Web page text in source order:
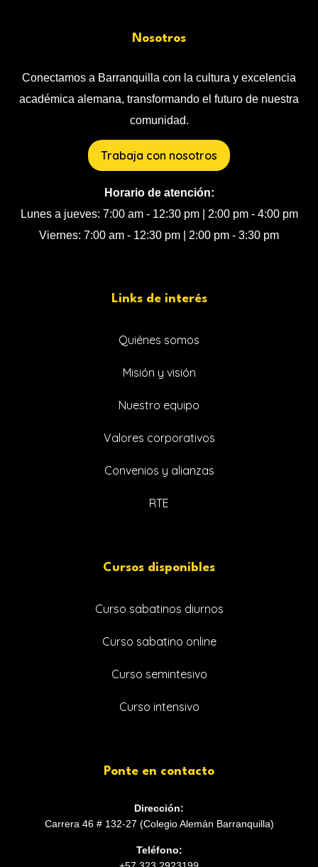
Nosotros
Conectamos a Barranquilla con la cultura y excelencia
académica alemana, transformando el futuro de nuestra
comunidad.
Trabaja con nosotros
Horario de atención:
Lunes a jueves: 7:00 am - 12:30 pm | 2:00 pm - 4:00 pm
Viernes: 7:00 am - 12:30 pm | 2:00 pm - 3:30 pm
Links de interés
Quiénes somos
Misión y visión
Nuestro equipo
Valores corporativos
Convenios y alianzas
RTE
Cursos disponibles
Curso sabatinos diurnos
Curso sabatino online
Curso semintesivo
Curso intensivo
Ponte en contacto
Dirección:
Carrera 46 # 132-27 (Colegio Alemán Barranquilla)
Teléfono: